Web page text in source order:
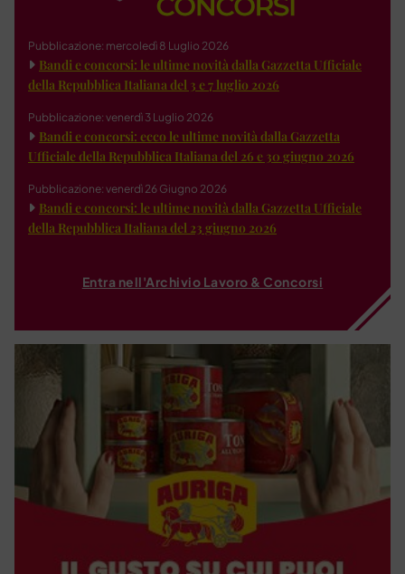
Pubblicazione: mercoledì 8 Luglio 2026
Bandi e concorsi: le ultime novità dalla Gazzetta Ufficiale
della Repubblica Italiana del 3 e 7 luglio 2026
Pubblicazione: venerdì 3 Luglio 2026
Bandi e concorsi: ecco le ultime novità dalla Gazzetta
Ufficiale della Repubblica Italiana del 26 e 30 giugno 2026
Pubblicazione: venerdì 26 Giugno 2026
Bandi e concorsi: le ultime novità dalla Gazzetta Ufficiale
della Repubblica Italiana del 23 giugno 2026
Entra nell'Archivio Lavoro & Concorsi